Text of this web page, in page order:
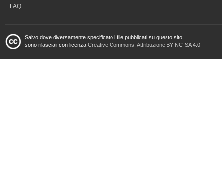
FAQ
Salvo dove diversamente specificato i file pubblicati su questo sito
sono rilasciati con licenza Creative Commons: Attribuzione BY-NC-SA 4.0